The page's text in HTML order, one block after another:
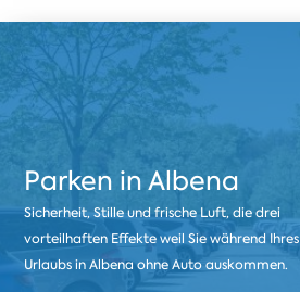
Parken in Albena
Sicherheit, Stille und frische Luft, die drei
vorteilhaften Effekte weil Sie während Ihres
Urlaubs in Albena ohne Auto auskommen.